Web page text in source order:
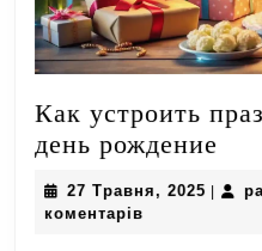
Как устроить
день рождение
27 Травня, 2025 27
коментарів